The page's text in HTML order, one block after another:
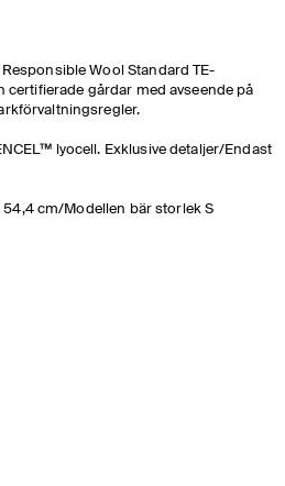
Wool Standard TE-
certifierade gårdar med avseende på
lyocell. Exklusive detaljer/Endast
cm/Modellen bär storlek S